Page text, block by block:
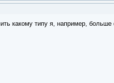
какому типу я, например,